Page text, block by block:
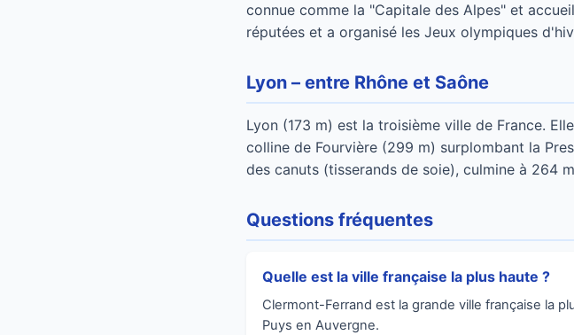
connue comme la "Capitale des Alpes" et
réputées et a organisé les Jeux olympiques
Lyon – entre Rhône et Saône
Lyon (173 m) est la troisième ville de France.
colline de Fourvière (299 m) surplombant la
des canuts (tisserands de soie), culmine à 264
Questions fréquentes
Quelle est la ville française la plus haute ?
Clermont-Ferrand est la grande ville française la
Puys en Auvergne.